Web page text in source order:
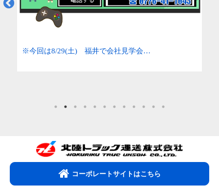
※今回は8/29(土) 福井で会社見学会…
コーポレートサイトはこちら​